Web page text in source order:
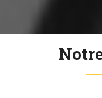
Chaque projet
spécificités, de
innovations à